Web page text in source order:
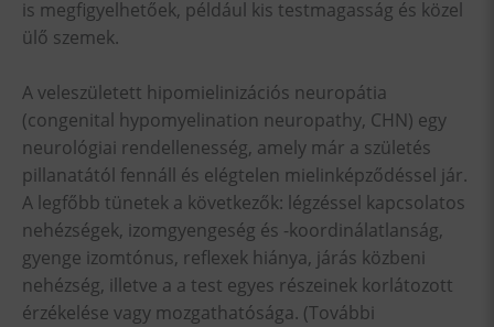
is megfigyelhetőek, például kis testmagasság és közel
ülő szemek.
A veleszületett hipomielinizációs neuropátia
(congenital hypomyelination neuropathy, CHN) egy
neurológiai rendellenesség, amely már a születés
pillanatától fennáll és elégtelen mielinképződéssel jár.
A legfőbb tünetek a következők: légzéssel kapcsolatos
nehézségek, izomgyengeség és -koordinálatlanság,
gyenge izomtónus, reflexek hiánya, járás közbeni
nehézség, illetve a a test egyes részeinek korlátozott
érzékelése vagy mozgathatósága. (További